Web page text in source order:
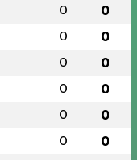
0 0
0 0
0 0
0 0
0 0
0 0